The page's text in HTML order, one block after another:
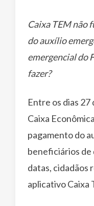
Caixa TEM não
do auxílio
emergencial do
fazer?
Entre os dias 27
Caixa
pagamento do
beneficiários
datas, cidadãos
aplicativo Caixa